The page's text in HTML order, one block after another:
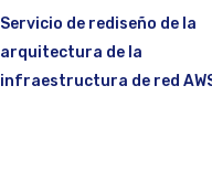
Servicio de rediseño de la
arquitectura de la
infraestructura de red